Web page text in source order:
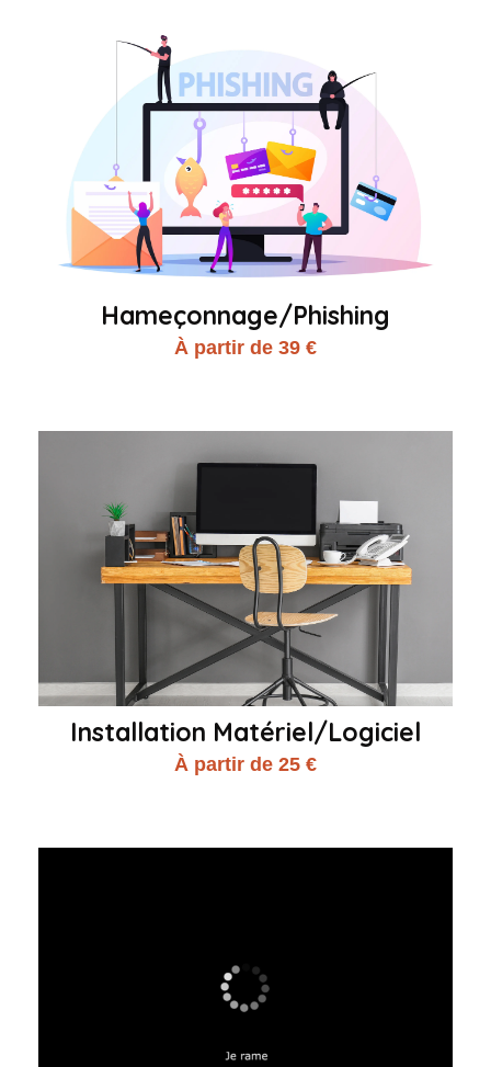
Hameçonnage/Phishing
À partir de 39 €
Installation Matériel/Logiciel
À partir de 25 €